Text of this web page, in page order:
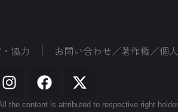
協力 お問い合わせ／著作権／個
the content is attributed to respective right